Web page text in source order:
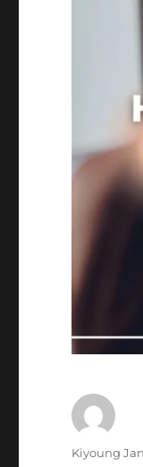
Autor
Kiyoung